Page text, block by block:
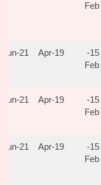
Feb
15-
Feb
19-Apr
21-Jun
15-
Feb
19-Apr
21-Jun
15-
Feb
19-Apr
21-Jun